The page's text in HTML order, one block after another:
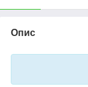
Опис